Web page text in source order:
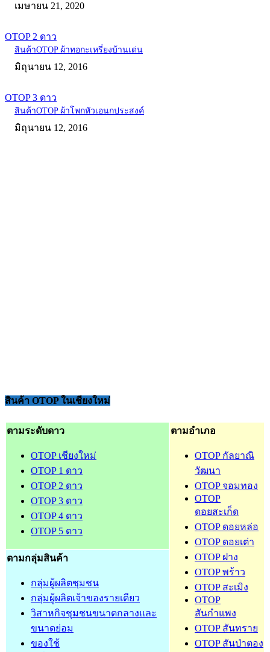
เมษายน 21, 2020
OTOP 2 ดาว
สินค้าOTOP ผ้าทอกะเหรี่ยงบ้านเด่น
มิถุนายน 12, 2016
OTOP 3 ดาว
สินค้าOTOP ผ้าโพกหัวเอนกประสงค์
มิถุนายน 12, 2016
สินค้า OTOP ในเชียงใหม่
ตามระดับดาว
OTOP เชียงใหม่
OTOP 1 ดาว
OTOP 2 ดาว
OTOP 3 ดาว
OTOP 4 ดาว
OTOP 5 ดาว
ตามอำเภอ
OTOP กัลยาณิ
วัฒนา
OTOP จอมทอง
OTOP
ดอยสะเก็ด
OTOP ดอยหล่อ
OTOP ดอยเต่า
OTOP ฝาง
OTOP พร้าว
OTOP สะเมิง
OTOP
สันกำแพง
OTOP สันทราย
OTOP สันป่าตอง
ตามกลุ่มสินค้า
กลุ่มผู้ผลิตชุมชน
กลุ่มผู้ผลิตเจ้าของรายเดียว
วิสาหกิจชุมชนขนาดกลางและ
ขนาดย่อม
ของใช้